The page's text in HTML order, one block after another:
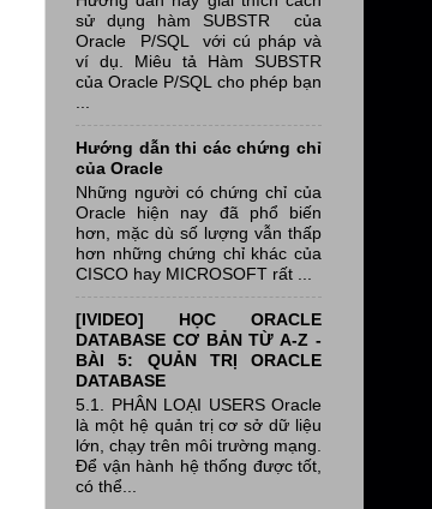
sử dụng hàm SUBSTR của
Oracle P/SQL với cú pháp và
ví dụ. Miêu tả Hàm SUBSTR
của Oracle P/SQL cho phép bạn
Hướng dẫn thi các chứng chỉ
của Oracle
Những người có chứng chỉ của
Oracle hiện nay đã phổ biến
hơn, mặc dù số lượng vẫn thấp
hơn những chứng chỉ khác của
CISCO hay MICROSOFT rất ...
[IVIDEO] HỌC ORACLE
DATABASE CƠ BẢN TỪ A-Z -
BÀI 5: QUẢN TRỊ ORACLE
DATABASE
5.1. PHÂN LOẠI USERS Oracle
là một hệ quản trị cơ sở dữ liệu
lớn, chạy trên môi trường mạng.
Để vận hành hệ thống được tốt,
có thể...